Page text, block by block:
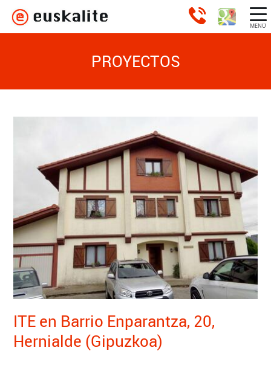
MENÚ
PROYECTOS
ITE en Barrio Enparantza, 20,
Hernialde (Gipuzkoa)